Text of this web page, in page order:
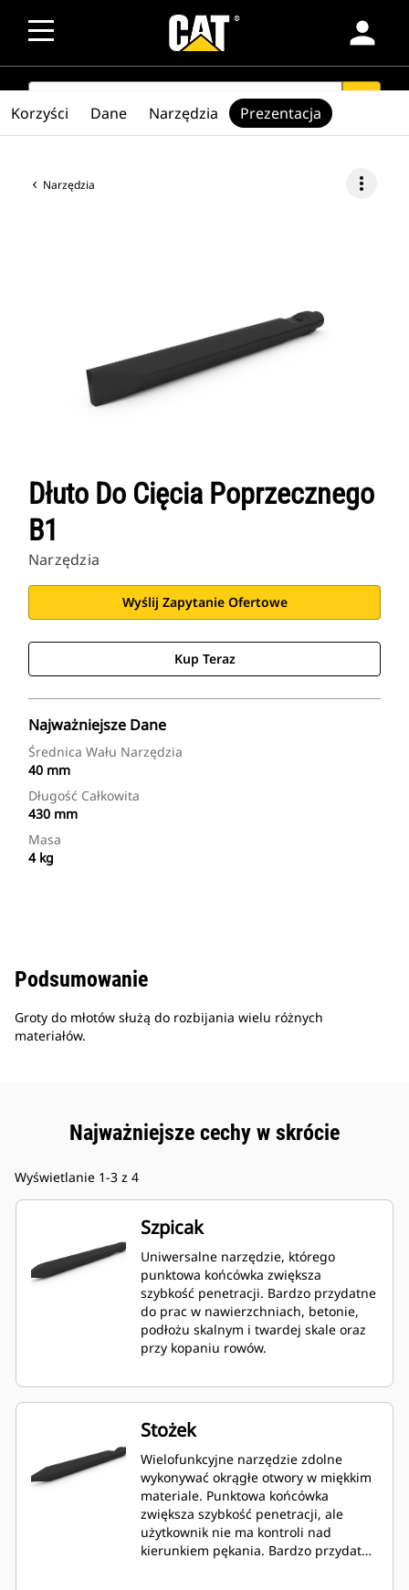
person
SEARCH
Narzędzia more_vert
Dłuto Do Cięcia Poprzecznego
B1
Narzędzia
Wyślij Zapytanie Ofertowe
Kup Teraz
Najważniejsze Dane
Średnica Wału Narzędzia
40 mm
Długość Całkowita
430 mm
Masa
4 kg
Korzyści Dane Narzędzia Prezentacja
Podsumowanie
Groty do młotów służą do rozbijania wielu różnych
materiałów.
Najważniejsze cechy w skrócie
Wyświetlanie 1-3 z 4
Szpicak
Uniwersalne narzędzie, którego
punktowa końcówka zwiększa
szybkość penetracji. Bardzo przydatne
do prac w nawierzchniach, betonie,
podłożu skalnym i twardej skale oraz
przy kopaniu rowów.
Stożek
Wielofunkcyjne narzędzie zdolne
wykonywać okrągłe otwory w miękkim
materiale. Punktowa końcówka
zwiększa szybkość penetracji, ale
użytkownik nie ma kontroli nad
kierunkiem pękania. Bardzo przydatny